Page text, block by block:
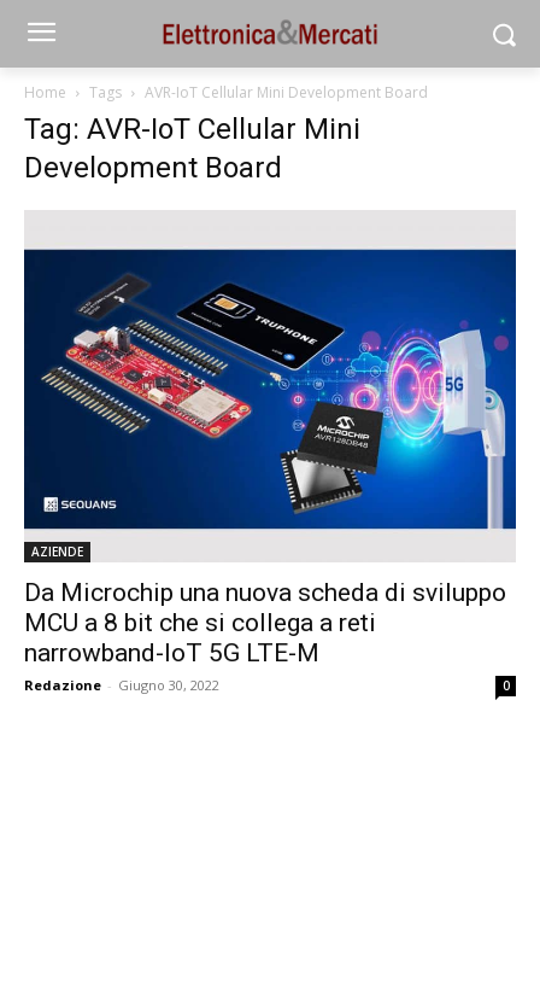
Home Tags AVR-IoT Cellular Mini Development Board
Tag: AVR-IoT Cellular Mini
Development Board
AZIENDE
Da Microchip una nuova scheda di sviluppo
MCU a 8 bit che si collega a reti
narrowband-IoT 5G LTE-M
Redazione - Giugno 30, 2022 0